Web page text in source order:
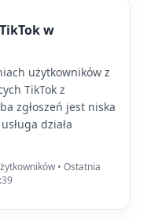
w
użytkowników z
TikTok z
zgłoszeń jest niska
działa
• Ostatnia